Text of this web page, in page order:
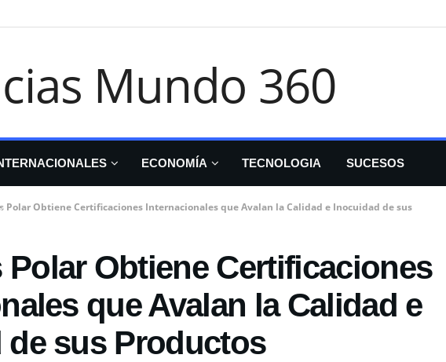
ECONOMÍA TECNOLOGIA SUCESOS
Polar Obtiene Certificaciones Internacionales que Avalan la Calidad e Inocuidad de sus
Polar Obtiene Certificaciones
que Avalan la Calidad e
sus Productos